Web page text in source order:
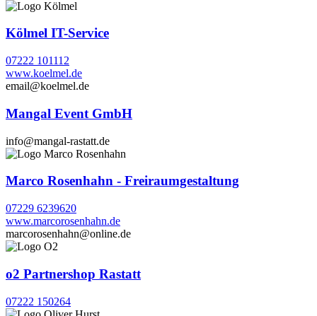
Kölmel IT-Service
07222 101112
www.koelmel.de
email@koelmel.de
Mangal Event GmbH
info@mangal-rastatt.de
Marco Rosenhahn - Freiraumgestaltung
07229 6239620
www.marcorosenhahn.de
marcorosenhahn@online.de
o2 Partnershop Rastatt
07222 150264